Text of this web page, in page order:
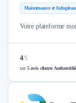
Maintenance et
Votre plateforme
4/5
sur5 avis clients